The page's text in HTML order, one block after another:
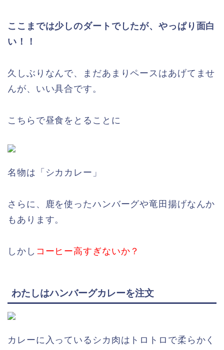
ここまでは少しのダートでしたが、やっぱり面白
い！！
久しぶりなんで、まだあまりペースはあげてませ
んが、いい具合です。
こちらで昼食をとることに
名物は「シカカレー」
さらに、鹿を使ったハンバーグや竜田揚げなんか
もあります。
しかし コーヒー高すぎないか？
わたしはハンバーグカレーを注文
カレーに入っているシカ肉はトロトロで柔らかく